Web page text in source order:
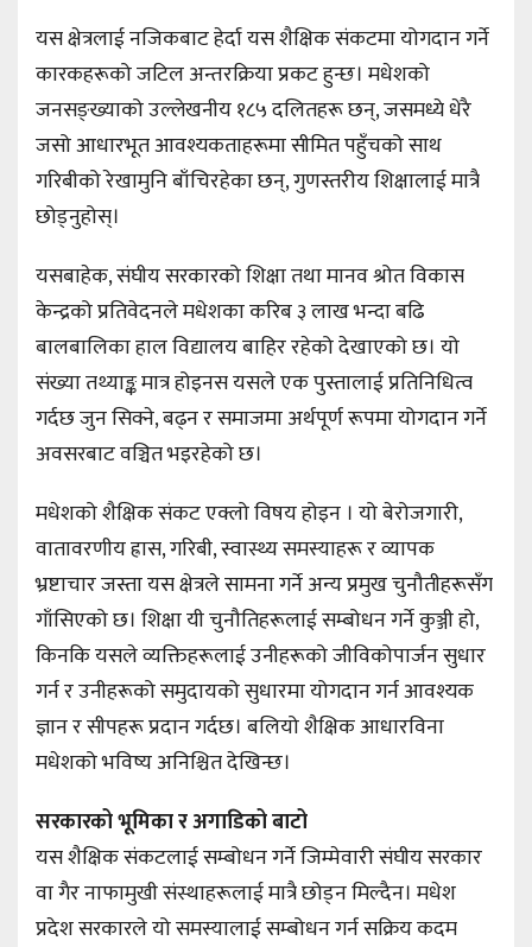
यस क्षेत्रलाई नजिकबाट हेर्दा यस शैक्षिक संकटमा योगदान गर्ने
कारकहरूको जटिल अन्तरक्रिया प्रकट हुन्छ। मधेशको
जनसङ्ख्याको उल्लेखनीय १८५ दलितहरू छन्, जसमध्ये धेरै
जसो आधारभूत आवश्यकताहरूमा सीमित पहुँचको साथ
गरिबीको रेखामुनि बाँचिरहेका छन्, गुणस्तरीय शिक्षालाई मात्रै
छोड्नुहोस्।
यसबाहेक, संघीय सरकारको शिक्षा तथा मानव श्रोत विकास
केन्द्रको प्रतिवेदनले मधेशका करिब ३ लाख भन्दा बढि
बालबालिका हाल विद्यालय बाहिर रहेको देखाएको छ। यो
संख्या तथ्याङ्क मात्र होइनस यसले एक पुस्तालाई प्रतिनिधित्व
गर्दछ जुन सिक्ने, बढ्न र समाजमा अर्थपूर्ण रूपमा योगदान गर्ने
अवसरबाट वञ्चित भइरहेको छ।
मधेशको शैक्षिक संकट एक्लो विषय होइन । यो बेरोजगारी,
वातावरणीय ह्रास, गरिबी, स्वास्थ्य समस्याहरू र व्यापक
भ्रष्टाचार जस्ता यस क्षेत्रले सामना गर्ने अन्य प्रमुख चुनौतीहरूसँग
गाँसिएको छ। शिक्षा यी चुनौतिहरूलाई सम्बोधन गर्ने कुञ्जी हो,
किनकि यसले व्यक्तिहरूलाई उनीहरूको जीविकोपार्जन सुधार
गर्न र उनीहरूको समुदायको सुधारमा योगदान गर्न आवश्यक
ज्ञान र सीपहरू प्रदान गर्दछ। बलियो शैक्षिक आधारविना
मधेशको भविष्य अनिश्चित देखिन्छ।
सरकारको भूमिका र अगाडिको बाटो
यस शैक्षिक संकटलाई सम्बोधन गर्ने जिम्मेवारी संघीय सरकार
वा गैर नाफामुखी संस्थाहरूलाई मात्रै छोड्न मिल्दैन। मधेश
प्रदेश सरकारले यो समस्यालाई सम्बोधन गर्न सक्रिय कदम